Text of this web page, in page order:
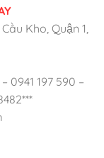
Kho, Quận 1,
0941 197 590 –